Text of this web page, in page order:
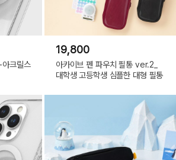
크릴스
19,800
아카이브 펜 파우치 필통 ver.2_
대학생 고등학생 심플한 대형 필통